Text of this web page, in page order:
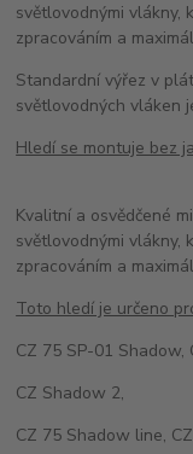
světlovodnými vlákny,
zpracováním a
Standardní výřez v
světlovodných vláken
Hledí se montuje bez
Kvalitní a osvědčené
světlovodnými vlákny,
zpracováním a
Toto hledí je určeno
CZ 75 SP-01
CZ Shadow 2,
CZ 75 Shadow line,